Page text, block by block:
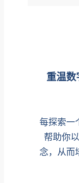
重温数
每探索一
帮助你
念，从而